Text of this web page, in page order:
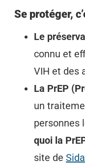
Se protéger,
Le
connu et
VIH et des
La PrEP
un
personnes
quoi la
site de